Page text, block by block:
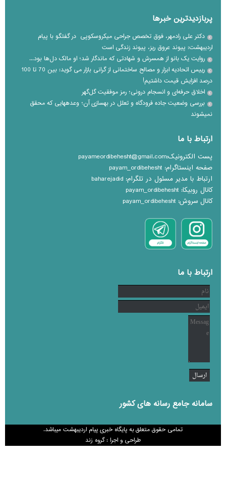
پربازدیدترین خبرها
دکتر علی رادمهر، فوق تخصص جراحی میکروسکوپی در گفتگو با پیام
اردیبهشت: پیوند عروق ریز، پیوند زندگی است
روایت یک بانو از همسرش و شهادتی که ماندگار شد؛ او مالک دل‌ها بود...
رییس اتحادیه ابزار و مصالح ساختمانی از گرانی بازار می گوید: بین 70 تا 100
درصد افزایش قیمت داشتیم!
اخلاق حرفه‌ای و انسجام درونی؛ رمز موفقیت گل‌گهر
بررسی وضعیت جاده فرودگاه و تعلل در بهسازی آن؛ وعده‎هایی که محقق
نمی‎شوند
ارتباط با ما
پست الکترونیک:payameordibehesht@gmail.com
صفحه اینستاگرام: payam_ordibehesht
ارتباط با مدیر مسئول در تلگرام: baharejadid
کانال روبیکا: payam_ordibehesht
کانال سروش: payam_ordibehesht
ارتباط با ما
سامانه جامع رسانه های کشور
تمامی حقوق متعلق به پایگاه خبری پیام اردیبهشت میباشد.
طراحی و اجرا : گروه زند